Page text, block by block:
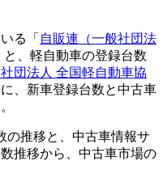
る「 自販連（一般社団法
と、軽自動車の登録台数
団法人 全国軽自動車協
、新車登録台数と中古車
の推移と、中古車情報サ
数推移から、中古車市場の